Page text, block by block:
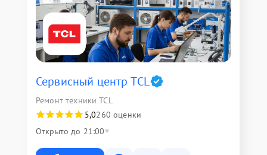
Сервисный центр TCL
Ремонт техники TCL
5,0260 оценки
Открыто до 21:00